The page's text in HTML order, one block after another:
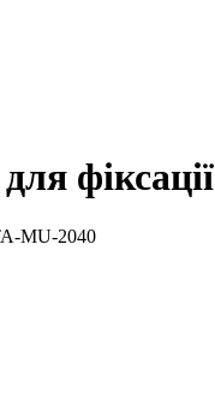
фіксації
MU-2040